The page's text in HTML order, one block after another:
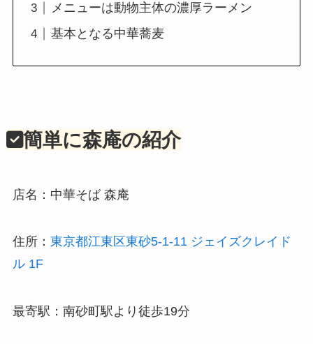
メニューは動物主体の濃厚ラーメン
基本となる中華蕎麦
簡単に森庵の紹介
店名：中華そば 森庵
住所： 東京都江東区東砂5-1-11 ジェイズクレイド
ル 1F
最寄駅：南砂町駅より徒歩19分